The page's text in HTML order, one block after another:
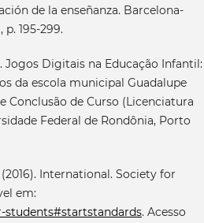
de la enseñanza. Barcelona-
p. 195-299.
Jogos Digitais na Educação Infantil:
da escola municipal Guadalupe
Conclusão de Curso (Licenciatura
Federal de Rondônia, Porto
International. Society for
em:
students#startstandards. Acesso